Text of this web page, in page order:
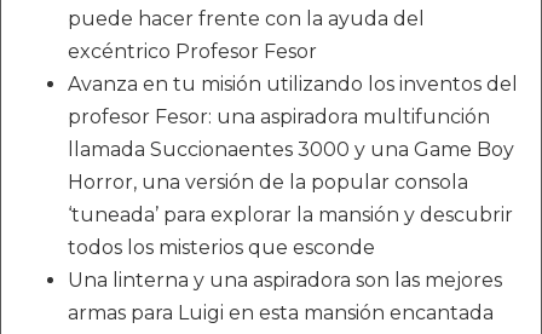
puede hacer frente con la ayuda del
excéntrico Profesor Fesor
Avanza en tu misión utilizando los inventos del
profesor Fesor: una aspiradora multifunción
llamada Succionaentes 3000 y una Game Boy
Horror, una versión de la popular consola
‘tuneada’ para explorar la mansión y descubrir
todos los misterios que esconde
Una linterna y una aspiradora son las mejores
armas para Luigi en esta mansión encantada